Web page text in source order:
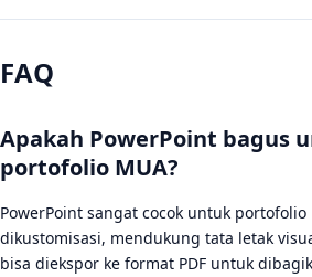
FAQ
Apakah PowerPoint bagus
portofolio MUA?
PowerPoint sangat cocok untuk
dikustomisasi, mendukung tata letak
bisa diekspor ke format PDF untuk